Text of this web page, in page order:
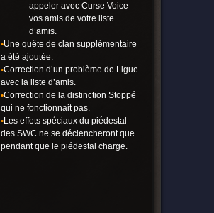
appeler avec Curse Voice
vos amis de votre liste
d’amis.
•Une quête de clan supplémentaire
a été ajoutée.
•Correction d’un problème de Ligue
avec la liste d’amis.
•Correction de la distinction Stoppé
qui ne fonctionnait pas.
•Les effets spéciaux du piédestal
des SWC ne se déclencheront que
pendant que le piédestal charge.